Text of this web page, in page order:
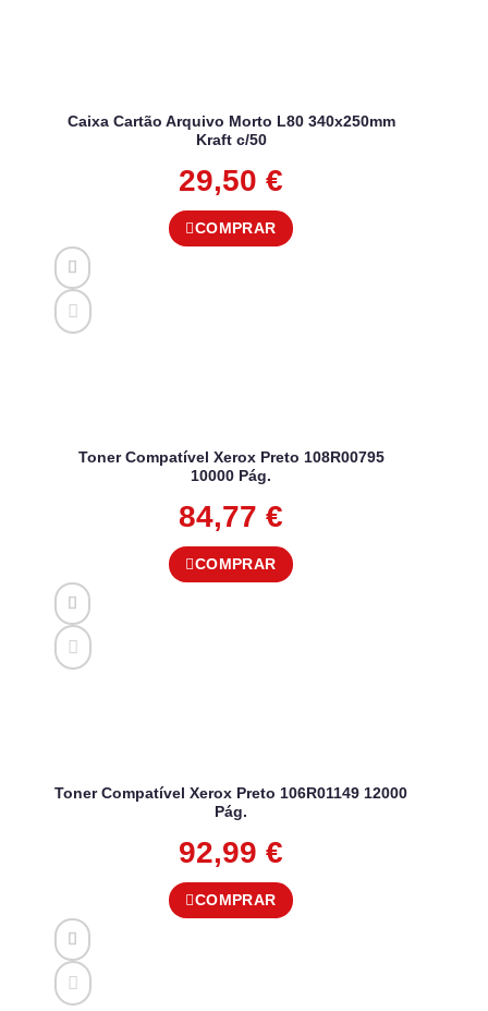
Caixa Cartão Arquivo Morto L80 340x250mm
Kraft c/50
29,50 €
COMPRAR
Toner Compatível Xerox Preto 108R00795
10000 Pág.
84,77 €
COMPRAR
Toner Compatível Xerox Preto 106R01149 12000
Pág.
92,99 €
COMPRAR